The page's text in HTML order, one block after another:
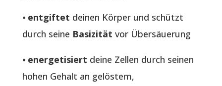
⦁ entgiftet deinen Körper und schützt
durch seine Basizität vor Übersäuerung
⦁ energetisiert deine Zellen durch seinen
hohen Gehalt an gelöstem,